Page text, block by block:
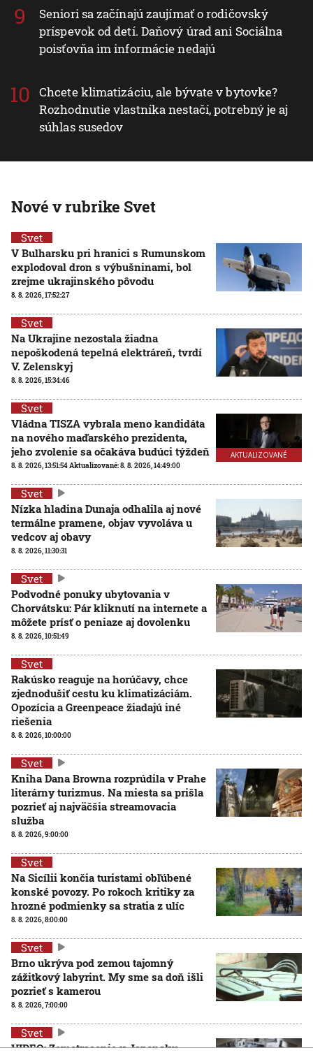
Seniori sa začínajú zaujímať o rodičovský
príspevok od detí. Daňový úrad ani Sociálna
poisťovňa im informácie nedajú
Chcete klimatizáciu, ale bývate v bytovke?
Rozhodnutie vlastníka nestačí, potrebný je aj
súhlas susedov
Nové v rubrike Svet
Svet
V Bulharsku pri hranici s Rumunskom
explodoval dron s výbušninami, bol
zrejme ukrajinského pôvodu
8. 8. 2026, 17:52:27
Svet
Na Ukrajine nezostala žiadna
nepoškodená tepelná elektráreň, tvrdí
V. Zelenskyj
8. 8. 2026, 15:34:46
AKTUALIZOVANÉ
Svet
Vládna TISZA vybrala meno kandidáta
na nového maďarského prezidenta,
jeho zvolenie sa očakáva budúci týždeň
8. 8. 2026, 13:51:54Aktualizované:8. 8. 2026, 14:49:00
Svet
Nízka hladina Dunaja odhalila aj nové
termálne pramene, objav vyvoláva u
vedcov aj obavy
8. 8. 2026, 11:30:31
Svet
Podvodné ponuky ubytovania v
Chorvátsku: Pár kliknutí na internete a
môžete prísť o peniaze aj dovolenku
8. 8. 2026, 10:51:49
Svet
Rakúsko reaguje na horúčavy, chce
zjednodušiť cestu ku klimatizáciám.
Opozícia a Greenpeace žiadajú iné
riešenia
8. 8. 2026, 10:00:00
Svet
Kniha Dana Browna rozprúdila v Prahe
literárny turizmus. Na miesta sa prišla
pozrieť aj najväčšia streamovacia
služba
8. 8. 2026, 9:00:00
Svet
Na Sicílii končia turistami obľúbené
konské povozy. Po rokoch kritiky za
hrozné podmienky sa stratia z ulíc
8. 8. 2026, 8:00:00
Svet
Brno ukrýva pod zemou tajomný
zážitkový labyrint. My sme sa doň išli
pozrieť s kamerou
8. 8. 2026, 7:00:00
Svet
VIDEO: Zemetrasenie v Japonsku